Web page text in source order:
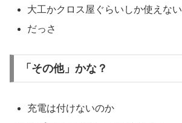
大工かクロス屋ぐらいしか使えない
だっさ
「その他」かな？
充電は付けないのか